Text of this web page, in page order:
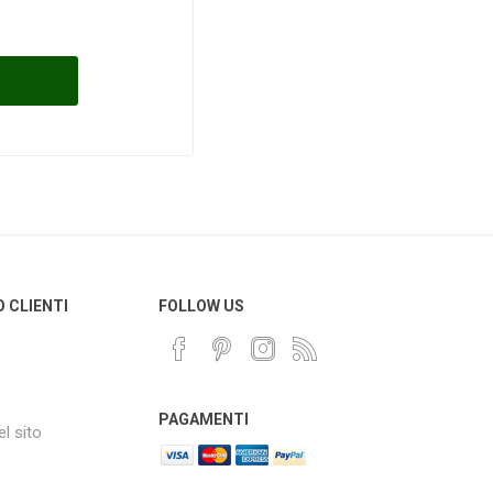
CLIENTI
sito
FOLLOW US
PAGAMENTI